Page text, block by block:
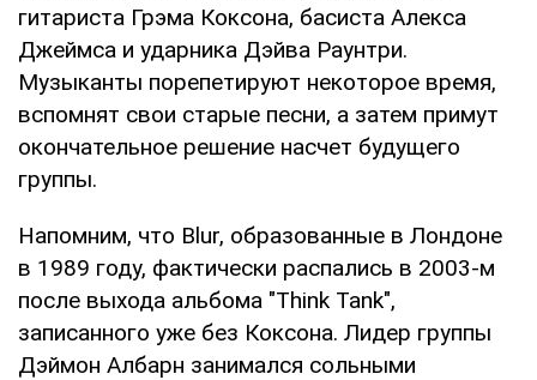
гитариста Грэма Коксона, басиста Алекса
Джеймса и ударника Дэйва Раунтри.
Музыканты порепетируют некоторое время,
вспомнят свои старые песни, а затем примут
окончательное решение насчет будущего
группы.
Напомним, что Blur, образованные в Лондоне
в 1989 году, фактически распались в 2003-м
после выхода альбома "Think Tank",
записанного уже без Коксона. Лидер группы
Дэймон Албарн занимался сольными